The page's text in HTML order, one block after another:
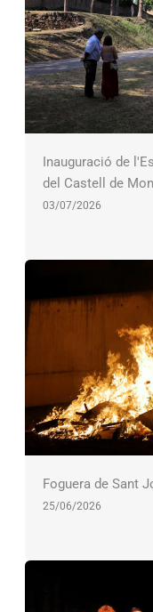
Inauguració de
del Castell de
03/07/2026
Foguera de Sant
25/06/2026